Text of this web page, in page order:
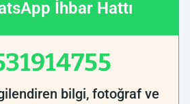
İhbar Hattı
bilgi, fotoğraf ve